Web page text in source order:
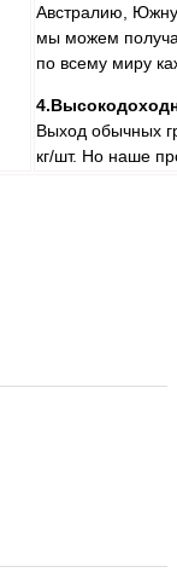
Австралию,
мы можем
по всему миру
Выход обычных
кг/шт. Но наше